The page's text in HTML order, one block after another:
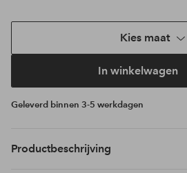
Kies maat
In winkelwagen
Geleverd binnen 3-5 werkdagen
Productbeschrijving